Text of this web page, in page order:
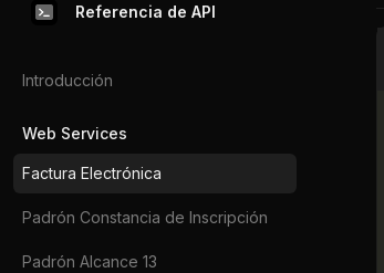
Referencia de API
Introducción
Web Services
Factura Electrónica
Padrón Constancia de Inscripción
Padrón Alcance 13